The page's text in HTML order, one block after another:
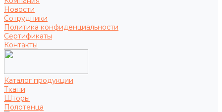
Новости
Сотрудники
Политика конфиденциальности
Сертификаты
Контакты
Каталог продукции
Ткани
Шторы
Полотенца